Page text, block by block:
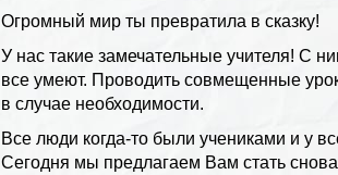
Огромный мир ты превратила в сказку!
У нас такие замечательные учителя! С
все умеют. Проводить совмещенные
в случае необходимости.
Все люди когда-то были учениками и у
Сегодня мы предлагаем Вам стать